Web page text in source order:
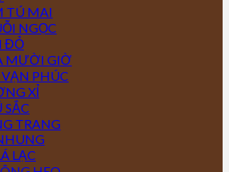
TÚ MAI
NGỌC
ĐỎ
MƯỜI GIỜ
PHÚC
XỈ
SẮC
TRANG
LẠC